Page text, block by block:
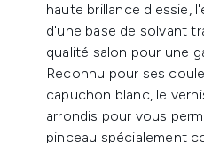
haute brillance d'essie,
d'une base de solvant
qualité salon pour une
Reconnu pour ses
capuchon blanc, le
arrondis pour vous
pinceau spécialement